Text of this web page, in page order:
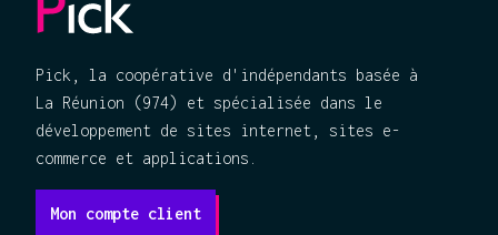
Pick, la coopérative d'indépendants basée à
La Réunion (974) et spécialisée dans le
développement de sites internet, sites e-
commerce et applications.
Mon compte client